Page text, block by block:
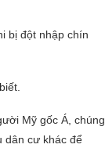
bị đột nhập chín
Mỹ gốc Á, chúng
dân cư khác để